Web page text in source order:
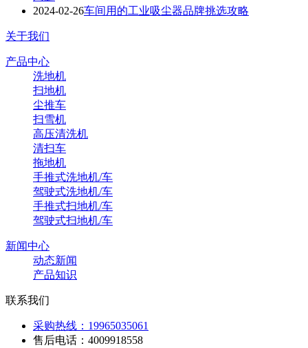
2024-02-26车间用的工业吸尘器品牌挑选攻略
关于我们
产品中心
洗地机
扫地机
尘推车
扫雪机
高压清洗机
清扫车
拖地机
手推式洗地机/车
驾驶式洗地机/车
手推式扫地机/车
驾驶式扫地机/车
新闻中心
动态新闻
产品知识
联系我们
采购热线：19965035061
售后电话：4009918558